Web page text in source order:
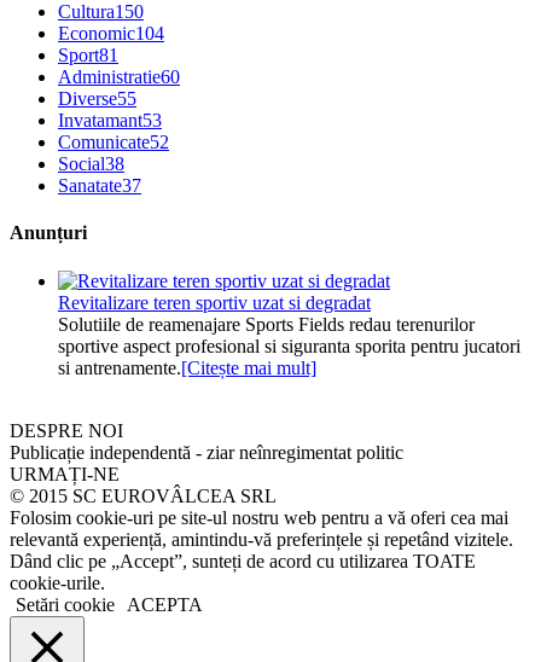
Cultura150
Economic104
Sport81
Administratie60
Diverse55
Invatamant53
Comunicate52
Social38
Sanatate37
Anunțuri
Revitalizare teren sportiv uzat si degradat
Solutiile de reamenajare Sports Fields redau terenurilor
sportive aspect profesional si siguranta sporita pentru jucatori
si antrenamente.[Citește mai mult]
DESPRE NOI
Publicație independentă - ziar neînregimentat politic
URMAȚI-NE
© 2015 SC EUROVÂLCEA SRL
Folosim cookie-uri pe site-ul nostru web pentru a vă oferi cea mai
relevantă experiență, amintindu-vă preferințele și repetând vizitele.
Dând clic pe „Accept”, sunteți de acord cu utilizarea TOATE
cookie-urile.
Setări cookie
ACEPTA